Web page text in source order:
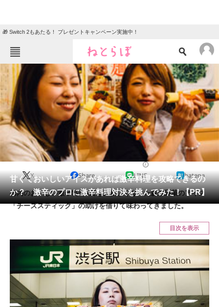
🎁 Switch 2もあたる！ プレゼントキャンペーン実施中！
ねとらぼメニュー
TOP ニュース
エンタメ クイズ
グルメ 地域
住まい 教育・育児
動物
会員記事
メディア
ITの今と未来を見通す
スマホと通信の最新トレンド
進化するPCとデバイスの未来
好きが集まる 比べて選べる
甘くておいしいアイスがあれば激辛料理を攻略できるの
か？ 激辛のプロに激辛料理対決を挑んでみた！【PR】
X Share LINE hatena
都内のおいしい激辛料理3店を、新しくなった森永製菓のアイス
「チーズスティック」の助けを借りて味わってきました。
目次を表示